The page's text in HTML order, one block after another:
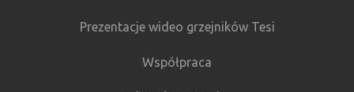
Prezentacje wideo grzejników Tesi
Współpraca